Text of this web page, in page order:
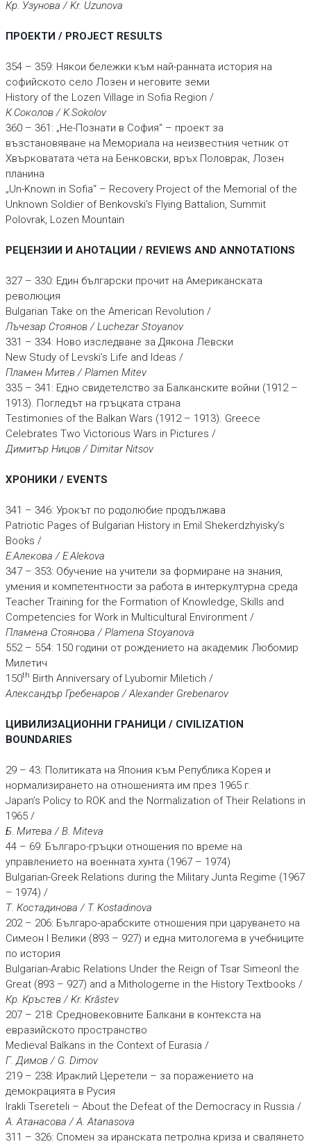
Кр. Узунова / Kr. Uzunova
ПРОЕКТИ / PROJECT RESULTS
354 – 359: Някои бележки към най-ранната история на
софийското село Лозен и неговите земи
History of the Lozen Village in Sofia Region /
К.Соколов / K.Sokolov
360 – 361: „Не-Познати в София“ – проект за
възстановяване на Мемориала на неизвестния четник от
Хвърковатата чета на Бенковски, връх Половрак, Лозен
планина
„Un-Known in Sofia“ – Recovery Project of the Memorial of the
Unknown Soldier of Benkovski’s Flying Battalion, Summit
Polovrak, Lozen Mountain
РЕЦЕНЗИИ И АНОТАЦИИ / REVIEWS AND ANNOTATIONS
327 – 330: Един български прочит на Американската
революция
Bulgarian Take on the American Revolution /
Лъчезар Стоянов / Luchezar Stoyanov
331 – 334: Ново изследване за Дякона Левски
New Study of Levski’s Life and Ideas /
Пламен Митев / Plamen Mitev
335 – 341: Едно свидетелство за Балканските войни (1912 –
1913). Погледът на гръцката страна
Testimonies of the Balkan Wars (1912 – 1913). Greece
Celebrates Two Victorious Wars in Pictures /
Димитър Ницов / Dimitar Nitsov
ХРОНИКИ / EVENTS
341 – 346: Урокът по родолюбие продължава
Patriotic Pages of Bulgarian History in Emil Shekerdzhyisky’s
Books /
Е.Алекова / E.Alekova
347 – 353: Обучение на учители за формиране на знания,
умения и компетентности за работа в интеркултурна среда
Teacher Training for the Formation of Knowledge, Skills and
Competencies for Work in Multicultural Environment /
Пламена Стоянова / Plamena Stoyanova
552 – 554: 150 години от рождението на академик Любомир
Милетич
150th Birth Anniversary of Lyubomir Miletich /
Александър Гребенаров / Alexander Grebenarov
ЦИВИЛИЗАЦИОННИ ГРАНИЦИ / CIVILIZATION
BOUNDARIES
29 – 43: Политиката на Япония към Република Корея и
нормализирането на отношенията им през 1965 г.
Japan’s Policy to ROK and the Normalization of Their Relations in
1965 /
Б. Митева / B. Miteva
44 – 69: Българо-гръцки отношения по време на
управлението на военната хунта (1967 – 1974)
Bulgarian-Greek Relations during the Military Junta Regime (1967
– 1974) /
Т. Костадинова / T. Kostadinova
202 – 206: Българо-арабските отношения при царуването на
Симеон I Велики (893 – 927) и една митологема в учебниците
по история
Bulgarian-Arabic Relations Under the Reign of Tsar SimeonI the
Great (893 – 927) and a Mithologeme in the History Textbooks /
Кр. Кръстев / Kr. Krăstev
207 – 218: Средновековните Балкани в контекста на
евразийското пространство
Medieval Balkans in the Context of Eurasia /
Г. Димов / G. Dimov
219 – 238: Ираклий Церетели – за поражението на
демокрацията в Русия
Irakli Tsereteli – About the Defeat of the Democracy in Russia /
А. Атанасова / A. Atanasova
311 – 326: Спомен за иранската петролна криза и свалянето